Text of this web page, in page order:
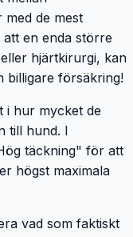
de mest
en enda större
hjärtkirurgi, kan
billigare försäkring!
i hur mycket de
till hund. I
täckning" för att
högst maximala
vad som faktiskt